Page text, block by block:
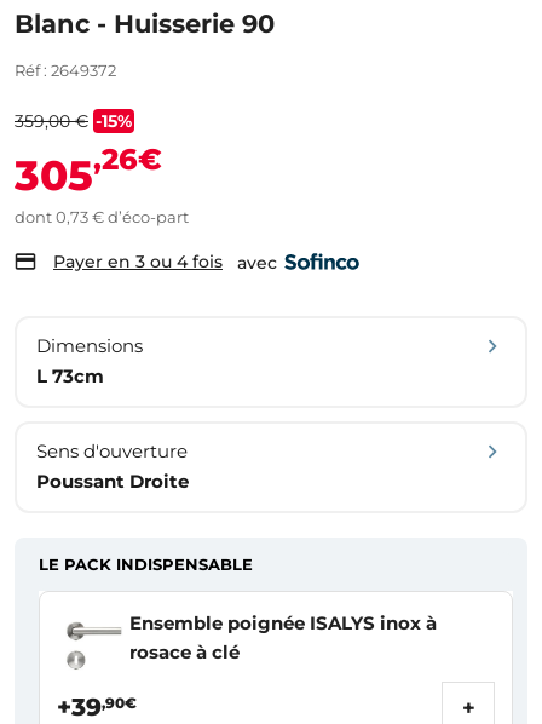
Blanc - Huisserie 90
Réf : 2649372
359,00 € -15%
305,26€
dont 0,73 € d’éco-part
Payer en 3 ou 4 fois avec
Dimensions
L 73cm
Sens d'ouverture
Poussant Droite
LE PACK INDISPENSABLE
Ensemble poignée ISALYS inox à
rosace à clé
+39,90€ +